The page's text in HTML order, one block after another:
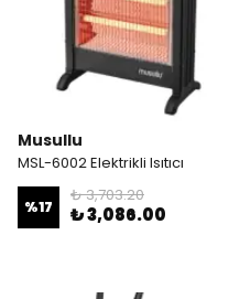
Musullu
MSL-6002 Elektrikli Isıtıcı
%17
₺ 3,703.20
₺ 3,086.00